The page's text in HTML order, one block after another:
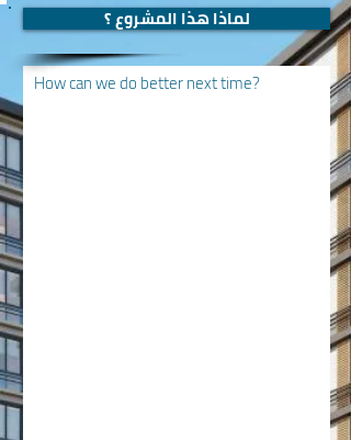
How can we do better next time?
لماذا هذا المشروع ؟